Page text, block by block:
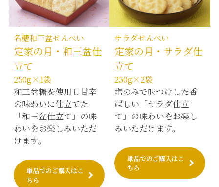
名糖和三盆せんべい
定家の月・和三盆仕
立て
250g×1袋
和三盆糖を使用し甘辛
の味わいに仕立てた
「和三盆仕立て」の味
わいをお楽しみいただ
けます。
単品でのご購入はこ
ちら
サラダせんべい
定家の月・サラダ仕
立て
250g×2袋
塩のみで味つけした香
ばしい「サラダ仕立
て」の味わいをお楽し
みいただけます。
単品でのご購入はこ
ちら